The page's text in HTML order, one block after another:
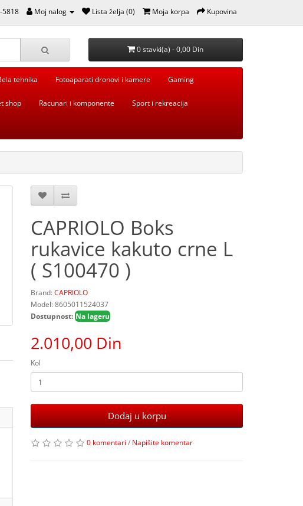
5818 Moj nalog Lista želja (0) Moja korpa Kupovina
0 stavki(a) - 0,00 Din
tehnika Fotoaparati dronovi i kamere Gaming
shop Racunari i komponente Sport i rekreacija
CAPRIOLO Boks
rukavice kakuto crne L
( S100470 )
Brand:CAPRIOLO
Model: 8605011524037
Dostupnost: Na lageru
2.010,00 Din
Kol
Dodaj u korpu
0 komentari / Napišite komentar